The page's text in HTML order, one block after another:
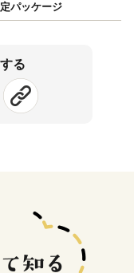
パッケージ
る